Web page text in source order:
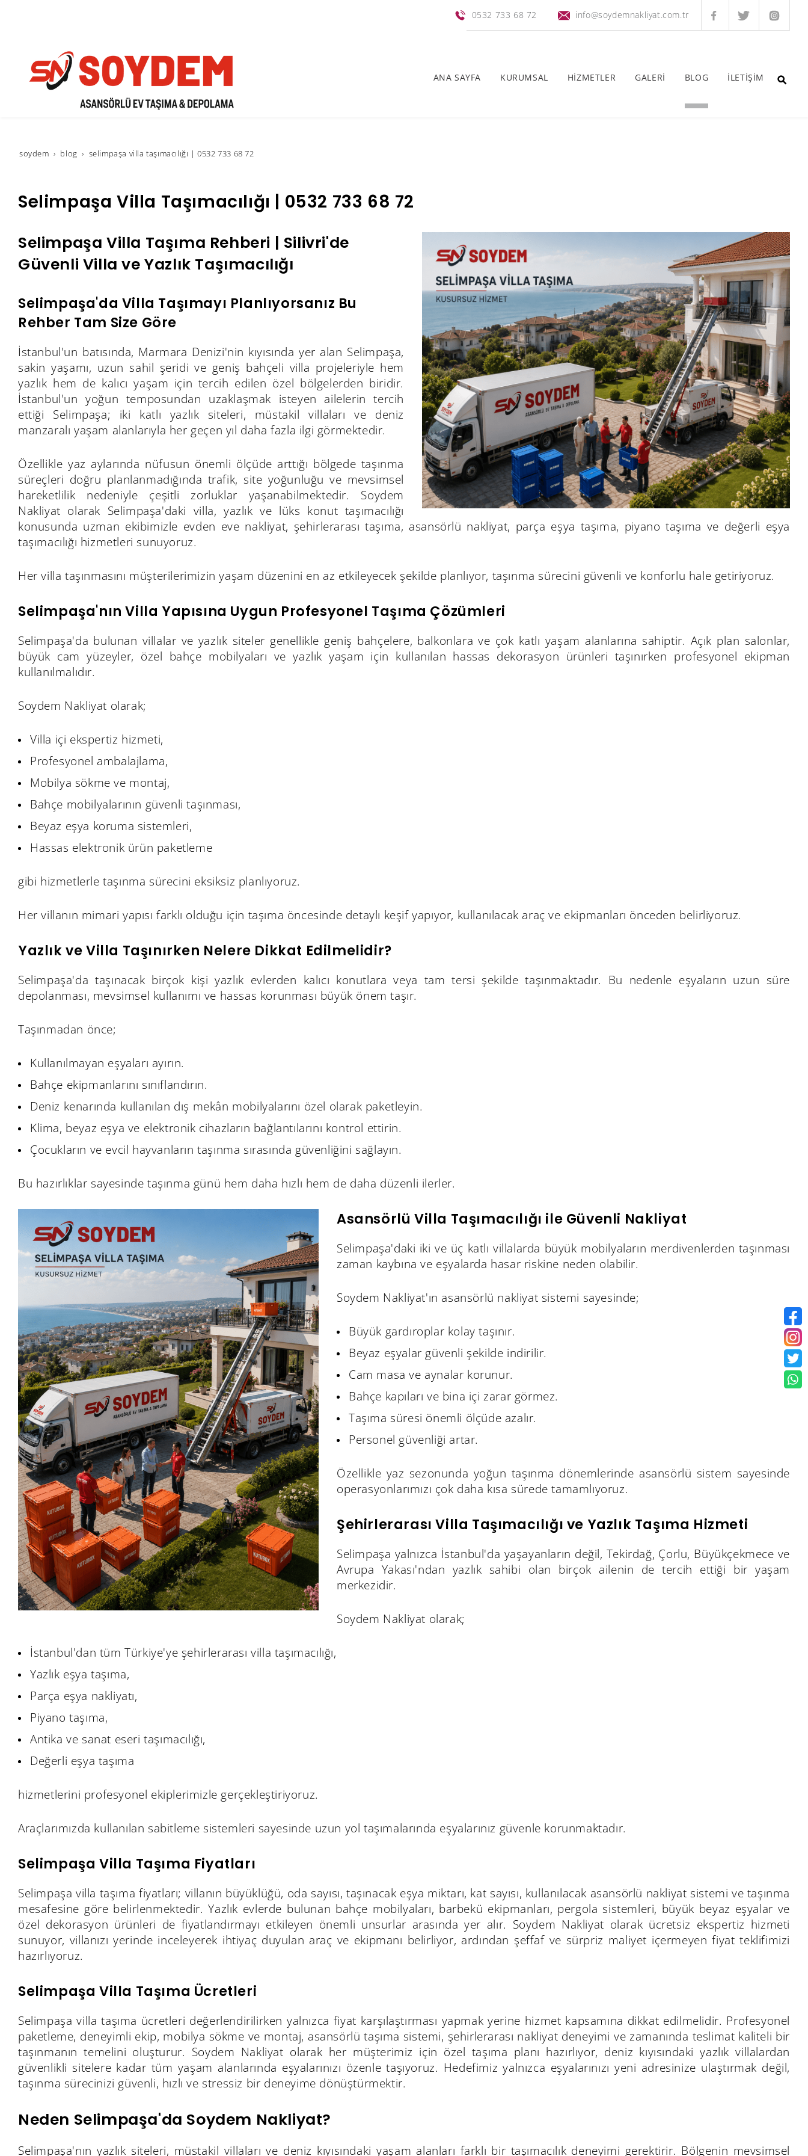
0532 733 68 72 info@soydemnakliyat.com.tr
ANA SAYFA KURUMSAL HİZMETLER GALERİ BLOG İLETİŞİM
soydem blog selimpaşa villa taşımacılığı | 0532 733 68 72
Selimpaşa Villa Taşımacılığı | 0532 733 68 72
Selimpaşa Villa Taşıma Rehberi | Silivri'de
Güvenli Villa ve Yazlık Taşımacılığı
Selimpaşa'da Villa Taşımayı Planlıyorsanız Bu
Rehber Tam Size Göre
İstanbul'un batısında, Marmara Denizi'nin kıyısında yer alan Selimpaşa,
sakin yaşamı, uzun sahil şeridi ve geniş bahçeli villa projeleriyle hem
yazlık hem de kalıcı yaşam için tercih edilen özel bölgelerden biridir.
İstanbul'un yoğun temposundan uzaklaşmak isteyen ailelerin tercih
ettiği Selimpaşa; iki katlı yazlık siteleri, müstakil villaları ve deniz
manzaralı yaşam alanlarıyla her geçen yıl daha fazla ilgi görmektedir.
Özellikle yaz aylarında nüfusun önemli ölçüde arttığı bölgede taşınma
süreçleri doğru planlanmadığında trafik, site yoğunluğu ve mevsimsel
hareketlilik nedeniyle çeşitli zorluklar yaşanabilmektedir. Soydem
Nakliyat olarak Selimpaşa'daki villa, yazlık ve lüks konut taşımacılığı
konusunda uzman ekibimizle evden eve nakliyat, şehirlerarası taşıma, asansörlü nakliyat, parça eşya taşıma, piyano taşıma ve değerli eşya
taşımacılığı hizmetleri sunuyoruz.
Her villa taşınmasını müşterilerimizin yaşam düzenini en az etkileyecek şekilde planlıyor, taşınma sürecini güvenli ve konforlu hale getiriyoruz.
Selimpaşa'nın Villa Yapısına Uygun Profesyonel Taşıma Çözümleri
Selimpaşa'da bulunan villalar ve yazlık siteler genellikle geniş bahçelere, balkonlara ve çok katlı yaşam alanlarına sahiptir. Açık plan salonlar,
büyük cam yüzeyler, özel bahçe mobilyaları ve yazlık yaşam için kullanılan hassas dekorasyon ürünleri taşınırken profesyonel ekipman
kullanılmalıdır.
Soydem Nakliyat olarak;
Villa içi ekspertiz hizmeti,
Profesyonel ambalajlama,
Mobilya sökme ve montaj,
Bahçe mobilyalarının güvenli taşınması,
Beyaz eşya koruma sistemleri,
Hassas elektronik ürün paketleme
gibi hizmetlerle taşınma sürecini eksiksiz planlıyoruz.
Her villanın mimari yapısı farklı olduğu için taşıma öncesinde detaylı keşif yapıyor, kullanılacak araç ve ekipmanları önceden belirliyoruz.
Yazlık ve Villa Taşınırken Nelere Dikkat Edilmelidir?
Selimpaşa'da taşınacak birçok kişi yazlık evlerden kalıcı konutlara veya tam tersi şekilde taşınmaktadır. Bu nedenle eşyaların uzun süre
depolanması, mevsimsel kullanımı ve hassas korunması büyük önem taşır.
Taşınmadan önce;
Kullanılmayan eşyaları ayırın.
Bahçe ekipmanlarını sınıflandırın.
Deniz kenarında kullanılan dış mekân mobilyalarını özel olarak paketleyin.
Klima, beyaz eşya ve elektronik cihazların bağlantılarını kontrol ettirin.
Çocukların ve evcil hayvanların taşınma sırasında güvenliğini sağlayın.
Bu hazırlıklar sayesinde taşınma günü hem daha hızlı hem de daha düzenli ilerler.
Asansörlü Villa Taşımacılığı ile Güvenli Nakliyat
Selimpaşa'daki iki ve üç katlı villalarda büyük mobilyaların merdivenlerden taşınması
zaman kaybına ve eşyalarda hasar riskine neden olabilir.
Soydem Nakliyat'ın asansörlü nakliyat sistemi sayesinde;
Büyük gardıroplar kolay taşınır.
Beyaz eşyalar güvenli şekilde indirilir.
Cam masa ve aynalar korunur.
Bahçe kapıları ve bina içi zarar görmez.
Taşıma süresi önemli ölçüde azalır.
Personel güvenliği artar.
Özellikle yaz sezonunda yoğun taşınma dönemlerinde asansörlü sistem sayesinde
operasyonlarımızı çok daha kısa sürede tamamlıyoruz.
Şehirlerarası Villa Taşımacılığı ve Yazlık Taşıma Hizmeti
Selimpaşa yalnızca İstanbul'da yaşayanların değil, Tekirdağ, Çorlu, Büyükçekmece ve
Avrupa Yakası'ndan yazlık sahibi olan birçok ailenin de tercih ettiği bir yaşam
merkezidir.
Soydem Nakliyat olarak;
İstanbul'dan tüm Türkiye'ye şehirlerarası villa taşımacılığı,
Yazlık eşya taşıma,
Parça eşya nakliyatı,
Piyano taşıma,
Antika ve sanat eseri taşımacılığı,
Değerli eşya taşıma
hizmetlerini profesyonel ekiplerimizle gerçekleştiriyoruz.
Araçlarımızda kullanılan sabitleme sistemleri sayesinde uzun yol taşımalarında eşyalarınız güvenle korunmaktadır.
Selimpaşa Villa Taşıma Fiyatları
Selimpaşa villa taşıma fiyatları; villanın büyüklüğü, oda sayısı, taşınacak eşya miktarı, kat sayısı, kullanılacak asansörlü nakliyat sistemi ve taşınma
mesafesine göre belirlenmektedir. Yazlık evlerde bulunan bahçe mobilyaları, barbekü ekipmanları, pergola sistemleri, büyük beyaz eşyalar ve
özel dekorasyon ürünleri de fiyatlandırmayı etkileyen önemli unsurlar arasında yer alır. Soydem Nakliyat olarak ücretsiz ekspertiz hizmeti
sunuyor, villanızı yerinde inceleyerek ihtiyaç duyulan araç ve ekipmanı belirliyor, ardından şeffaf ve sürpriz maliyet içermeyen fiyat teklifimizi
hazırlıyoruz.
Selimpaşa Villa Taşıma Ücretleri
Selimpaşa villa taşıma ücretleri değerlendirilirken yalnızca fiyat karşılaştırması yapmak yerine hizmet kapsamına dikkat edilmelidir. Profesyonel
paketleme, deneyimli ekip, mobilya sökme ve montaj, asansörlü taşıma sistemi, şehirlerarası nakliyat deneyimi ve zamanında teslimat kaliteli bir
taşınmanın temelini oluşturur. Soydem Nakliyat olarak her müşterimiz için özel taşıma planı hazırlıyor, deniz kıyısındaki yazlık villalardan
güvenlikli sitelere kadar tüm yaşam alanlarında eşyalarınızı özenle taşıyoruz. Hedefimiz yalnızca eşyalarınızı yeni adresinize ulaştırmak değil,
taşınma sürecinizi güvenli, hızlı ve stressiz bir deneyime dönüştürmektir.
Neden Selimpaşa'da Soydem Nakliyat?
Selimpaşa'nın yazlık siteleri, müstakil villaları ve deniz kıyısındaki yaşam alanları farklı bir taşımacılık deneyimi gerektirir. Bölgenin mevsimsel